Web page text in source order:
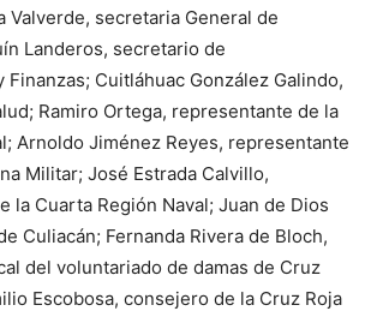
Valverde, secretaria General de
Landeros, secretario de
Finanzas; Cuitláhuac González Galindo,
Ramiro Ortega, representante de la
Arnoldo Jiménez Reyes, representante
Militar; José Estrada Calvillo,
la Cuarta Región Naval; Juan de Dios
Culiacán; Fernanda Rivera de Bloch,
del voluntariado de damas de Cruz
Escobosa, consejero de la Cruz Roja